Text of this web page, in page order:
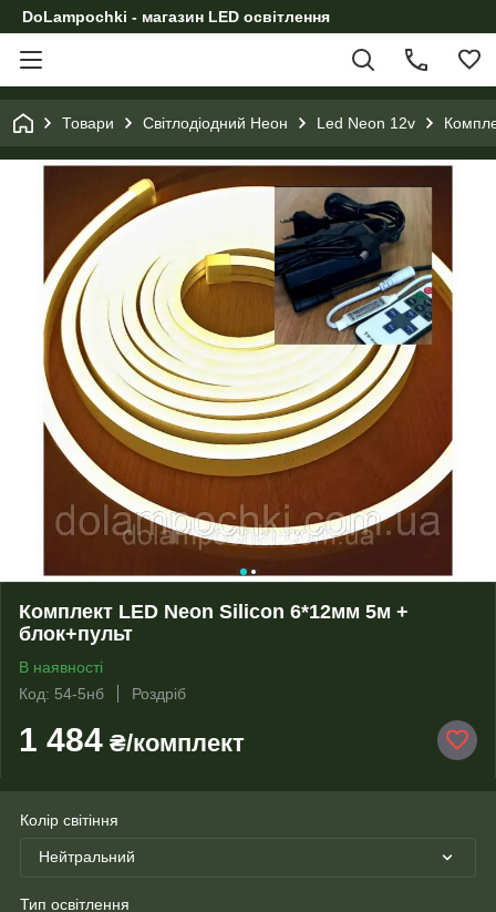
DoLampochki - магазин LED освітлення
Товари Світлодіодний Неон Led Neon 12v
Комплект LED Neon Silicon 6*12мм 5м +
блок+пульт
В наявності
Код: 54-5нб
Роздріб
1 484 ₴/комплект
Колір світіння
Нейтральний
Тип освітлення